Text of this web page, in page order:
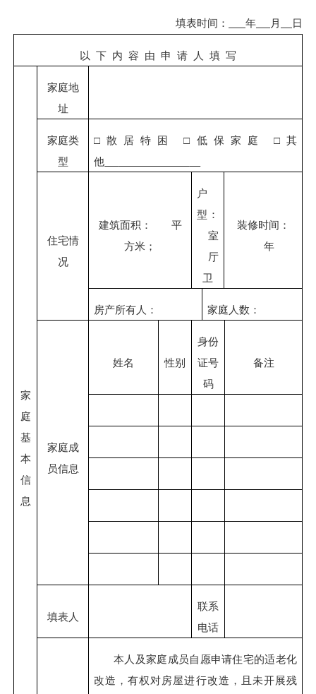
填表时间： 年 月 日
以 下 内 容 由 申 请 人 填 写
家
庭
基
本
信
息
家庭地
址
家庭类
型
□散居特困 □低保家庭 □其
他
住宅情
况
建筑面积：
平
方米；
户
型：
室
厅
卫
装修时间：
年
房产所有人： 家庭人数：
家庭成
员信息
姓名 性别
身份
证号
码
备注
填表人
联系
电话
本人及家庭成员自愿申请住宅的适老化
改造，有权对房屋进行改造，且未开展残